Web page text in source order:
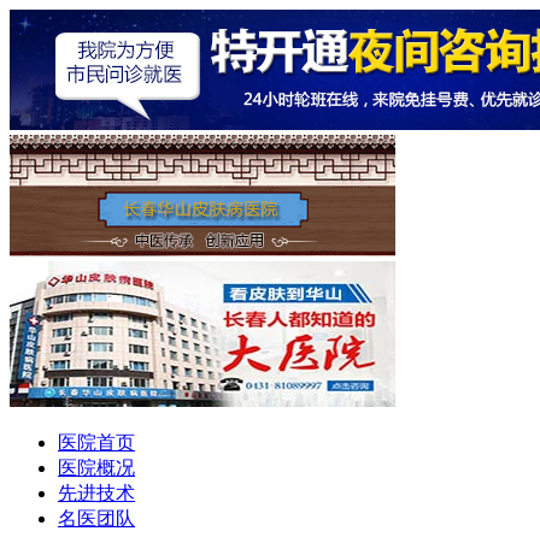
医院首页
医院概况
先进技术
名医团队